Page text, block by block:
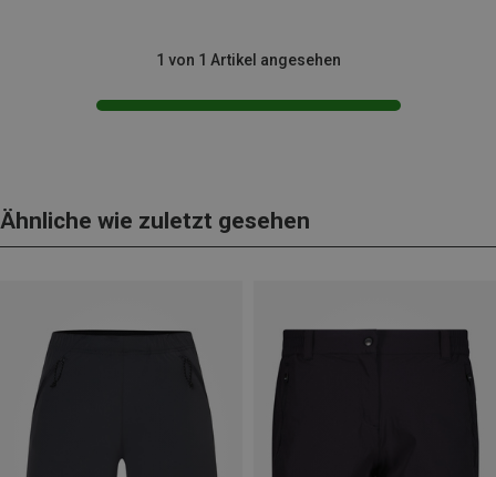
1 von 1 Artikel angesehen
Ähnliche wie zuletzt gesehen